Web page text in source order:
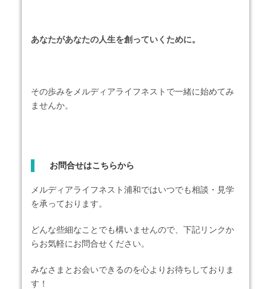
あなたがあなたの人生を創っていくために。
その歩みをメルディアライフネストで一緒に始めてみ
ませんか。
お問合せはこちらから
メルディアライフネスト浦和ではいつでも相談・見学
を承っております。
どんな些細なことでも構いませんので、下記リンクか
らお気軽にお問合せください。
みなさまとお会いできるのを心よりお待ちしておりま
す！